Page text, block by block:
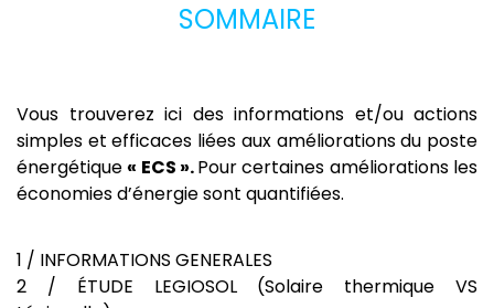
SOMMAIRE
Vous trouverez ici des informations et/ou actions
simples et efficaces liées aux améliorations du poste
énergétique « ECS ».Pour certaines améliorations les
économies d’énergie sont quantifiées.
1 / INFORMATIONS GENERALES
2 / ÉTUDE LEGIOSOL (Solaire thermique VS